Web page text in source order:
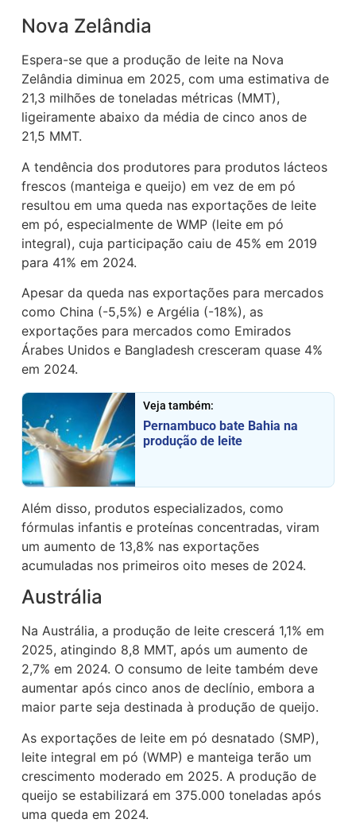
Nova Zelândia
Espera-se que a produção de leite na Nova
Zelândia diminua em 2025, com uma estimativa de
21,3 milhões de toneladas métricas (MMT),
ligeiramente abaixo da média de cinco anos de
21,5 MMT.
A tendência dos produtores para produtos lácteos
frescos (manteiga e queijo) em vez de em pó
resultou em uma queda nas exportações de leite
em pó, especialmente de WMP (leite em pó
integral), cuja participação caiu de 45% em 2019
para 41% em 2024.
Apesar da queda nas exportações para mercados
como China (-5,5%) e Argélia (-18%), as
exportações para mercados como Emirados
Árabes Unidos e Bangladesh cresceram quase 4%
em 2024.
Veja também:
Pernambuco bate Bahia na
produção de leite
Além disso, produtos especializados, como
fórmulas infantis e proteínas concentradas, viram
um aumento de 13,8% nas exportações
acumuladas nos primeiros oito meses de 2024.
Austrália
Na Austrália, a produção de leite crescerá 1,1% em
2025, atingindo 8,8 MMT, após um aumento de
2,7% em 2024. O consumo de leite também deve
aumentar após cinco anos de declínio, embora a
maior parte seja destinada à produção de queijo.
As exportações de leite em pó desnatado (SMP),
leite integral em pó (WMP) e manteiga terão um
crescimento moderado em 2025. A produção de
queijo se estabilizará em 375.000 toneladas após
uma queda em 2024.